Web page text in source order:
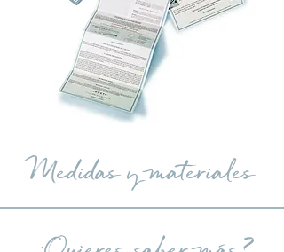
Medidas y materiales